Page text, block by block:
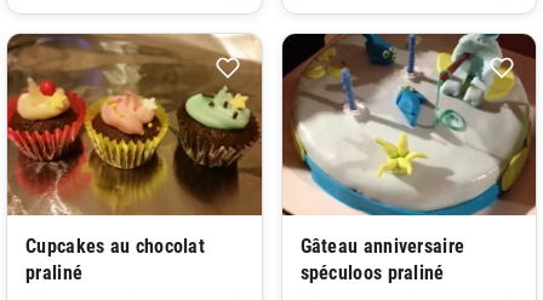
Cupcakes au chocolat
praliné
Gâteau anniversaire
spéculoos praliné